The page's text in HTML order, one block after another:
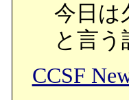
今日は
と言う
CCSF